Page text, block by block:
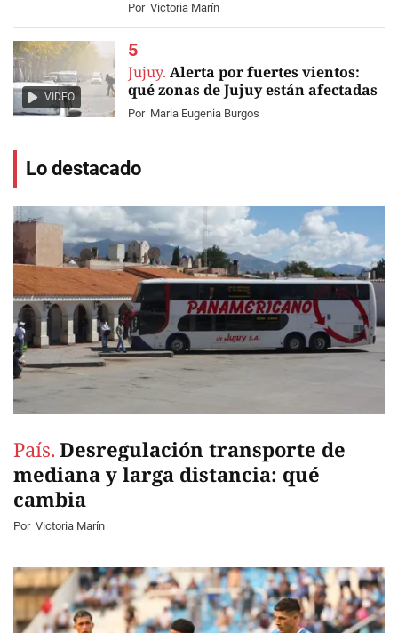
Por Victoria Marín
VIDEO
Jujuy. Alerta por fuertes vientos:
qué zonas de Jujuy están afectadas
Por Maria Eugenia Burgos
Lo destacado
País. Desregulación transporte de
mediana y larga distancia: qué
cambia
Por Victoria Marín